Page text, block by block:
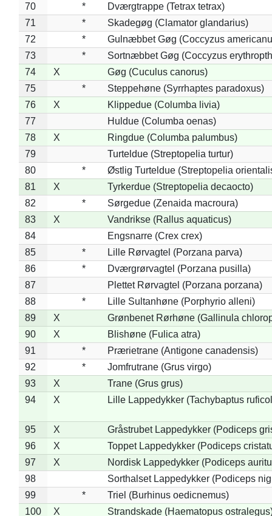
70
*
Dværgtrappe (Tetrax tetrax)
71
*
Skadegøg (Clamator glandarius)
72
*
Gulnæbbet Gøg (Coccyzus
73
*
Sortnæbbet Gøg (Coccyzus
74
X
Gøg (Cuculus canorus)
75
*
Steppehøne (Syrrhaptes paradoxus)
76
X
Klippedue (Columba livia)
77
Huldue (Columba oenas)
78
X
Ringdue (Columba palumbus)
79
Turteldue (Streptopelia turtur)
80
*
Østlig Turteldue (Streptopelia
81
X
Tyrkerdue (Streptopelia decaocto)
82
*
Sørgedue (Zenaida macroura)
83
X
Vandrikse (Rallus aquaticus)
84
Engsnarre (Crex crex)
85
*
Lille Rørvagtel (Porzana parva)
86
*
Dværgrørvagtel (Porzana pusilla)
87
Plettet Rørvagtel (Porzana porzana)
88
*
Lille Sultanhøne (Porphyrio alleni)
89
X
Grønbenet Rørhøne (Gallinula
90
X
Blishøne (Fulica atra)
91
*
Prærietrane (Antigone canadensis)
92
*
Jomfrutrane (Grus virgo)
93
X
Trane (Grus grus)
94
X Lille Lappedykker (Tachybaptus
95 X
Gråstrubet Lappedykker (Podiceps
96
X
Toppet Lappedykker (Podiceps
97
X
Nordisk Lappedykker (Podiceps
98
Sorthalset Lappedykker (Podiceps
99
*
Triel (Burhinus oedicnemus)
100
X Strandskade (Haematopus